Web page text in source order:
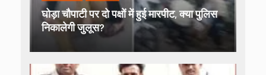
घोड़ा चौपाटी पर दो पक्षों में हुई मारपीट, क्या पुलिस
निकालेगी जुलूस?